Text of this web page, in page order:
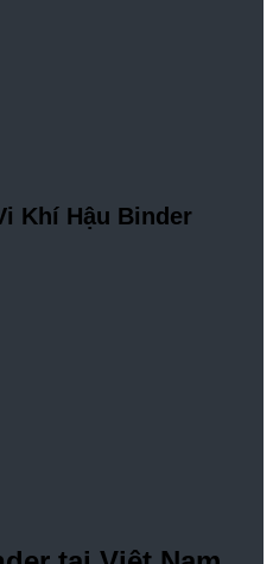
Khí Hậu Binder